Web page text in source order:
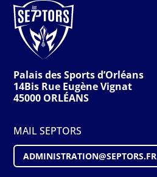
Palais des Sports d’Orléans
14Bis Rue Eugène Vignat
45000 ORLÉANS
MAIL SEPTORS
ADMINISTRATION@SEPTORS.FR